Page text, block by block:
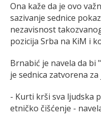
Ona kaže da je ovo
sazivanje sednice
nezavisnost
pozicija Srba na KiM i
Brnabić je navela da bi
je sednica zatvorena
- Kurti krši sva ljudska
etničko čišćenje -